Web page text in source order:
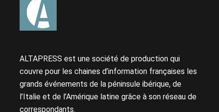
ALTAPRESS est une société de production qui
couvre pour les chaines d’information françaises les
grands événements de la péninsule ibérique, de
l’Italie et de l’Amérique latine grâce à son réseau de
correspondants.